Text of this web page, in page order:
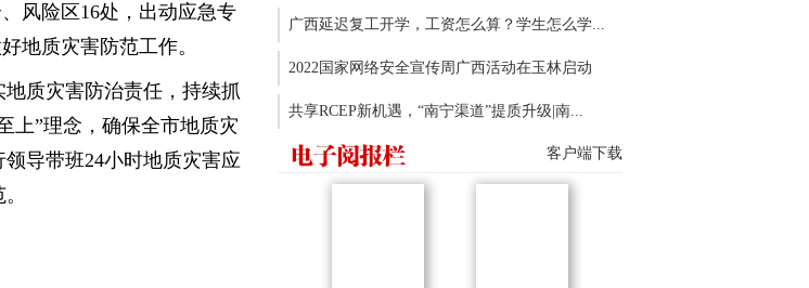
风险区16处，出动应急专
地质灾害防范工作。
质灾害防治责任，持续抓
上”理念，确保全市地质灾
导带班24小时地质灾害应
广西延迟复工开学，工资怎么算？学生怎么学...
2022国家网络安全宣传周广西活动在玉林启动
共享RCEP新机遇，“南宁渠道”提质升级|南...
客户端下载